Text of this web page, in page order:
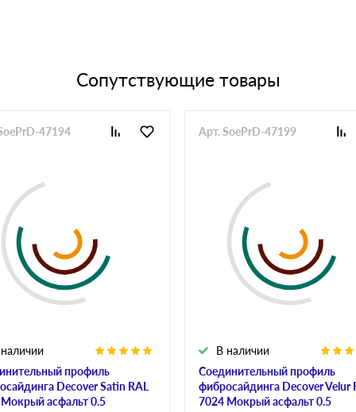
Сопутствующие товары
профиль
Decover Satin RAL
асфальт 0.5
47194
Соединительный профиль
фибросайдинга Decover Velur
7024 Мокрый асфальт 0.5
В наличии
Арт. SoePrD-47199